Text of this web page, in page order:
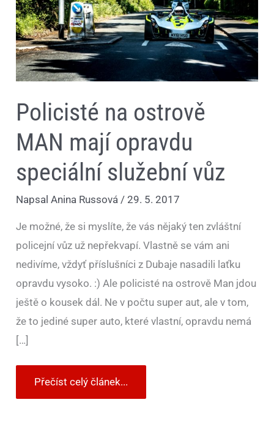
Policisté na ostrově
MAN mají opravdu
speciální služební vůz
NapsalAnina Russová /29. 5. 2017
Je možné, že si myslíte, že vás nějaký ten zvláštní
policejní vůz už nepřekvapí. Vlastně se vám ani
nedivíme, vždyť příslušníci z Dubaje nasadili laťku
opravdu vysoko. :) Ale policisté na ostrově Man jdou
ještě o kousek dál. Ne v počtu super aut, ale v tom,
že to jediné super auto, které vlastní, opravdu nemá
[…]
vůz
Přečíst celý článek...